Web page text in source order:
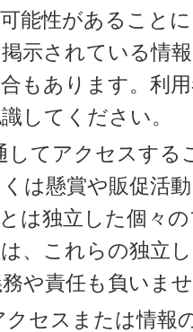
能性があること
示されている情
もあります。利
してください。
してアクセスする
は懸賞や販促活
は独立した個々
、これらの独立
や責任も負いま
セスまたは情報